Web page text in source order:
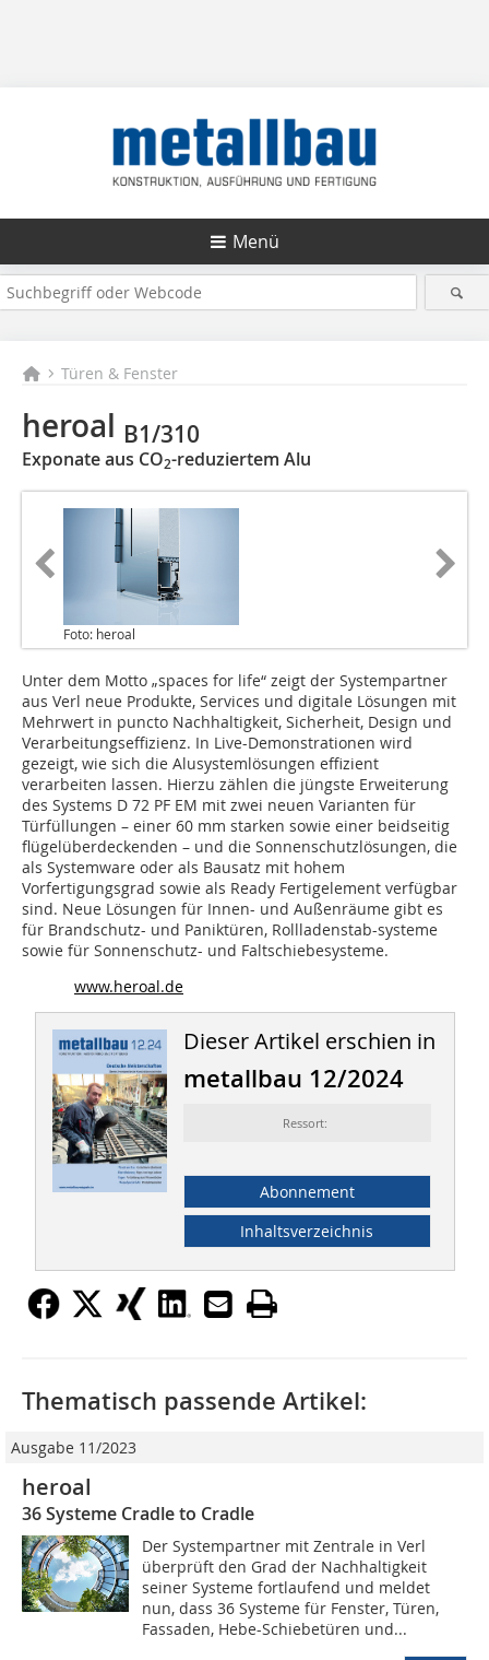
Menü
Türen & Fenster
heroal B1/310
Exponate aus CO2-reduziertem Alu
Foto: heroal
Unter dem Motto „spaces for life“ zeigt der Systempartner
aus Verl neue Produkte, Services und digitale Lösungen mit
Mehrwert in puncto Nachhaltigkeit, Sicherheit, Design und
Verarbeitungseffizienz. In Live-Demonstrationen wird
gezeigt, wie sich die Alusystemlösungen effizient
verarbeiten lassen. Hierzu zählen die jüngste Erweiterung
des Systems D 72 PF EM mit zwei neuen Varianten für
Türfüllungen – einer 60 mm starken sowie einer beidseitig
flügelüberdeckenden – und die Sonnenschutzlösungen, die
als Systemware oder als Bausatz mit hohem
Vorfertigungsgrad sowie als Ready Fertigelement verfügbar
sind. Neue Lösungen für Innen- und Außenräume gibt es
für Brandschutz- und Paniktüren, Rollladenstab-systeme
sowie für Sonnenschutz- und Faltschiebesysteme.
www.heroal.de
Dieser Artikel erschien in
metallbau 12/2024
Ressort:
Abonnement
Inhaltsverzeichnis
Thematisch passende Artikel:
Ausgabe 11/2023
heroal
36 Systeme Cradle to Cradle
Der Systempartner mit Zentrale in Verl
überprüft den Grad der Nachhaltigkeit
seiner Systeme fortlaufend und meldet
nun, dass 36 Systeme für Fenster, Türen,
Fassaden, Hebe-Schiebetüren und...